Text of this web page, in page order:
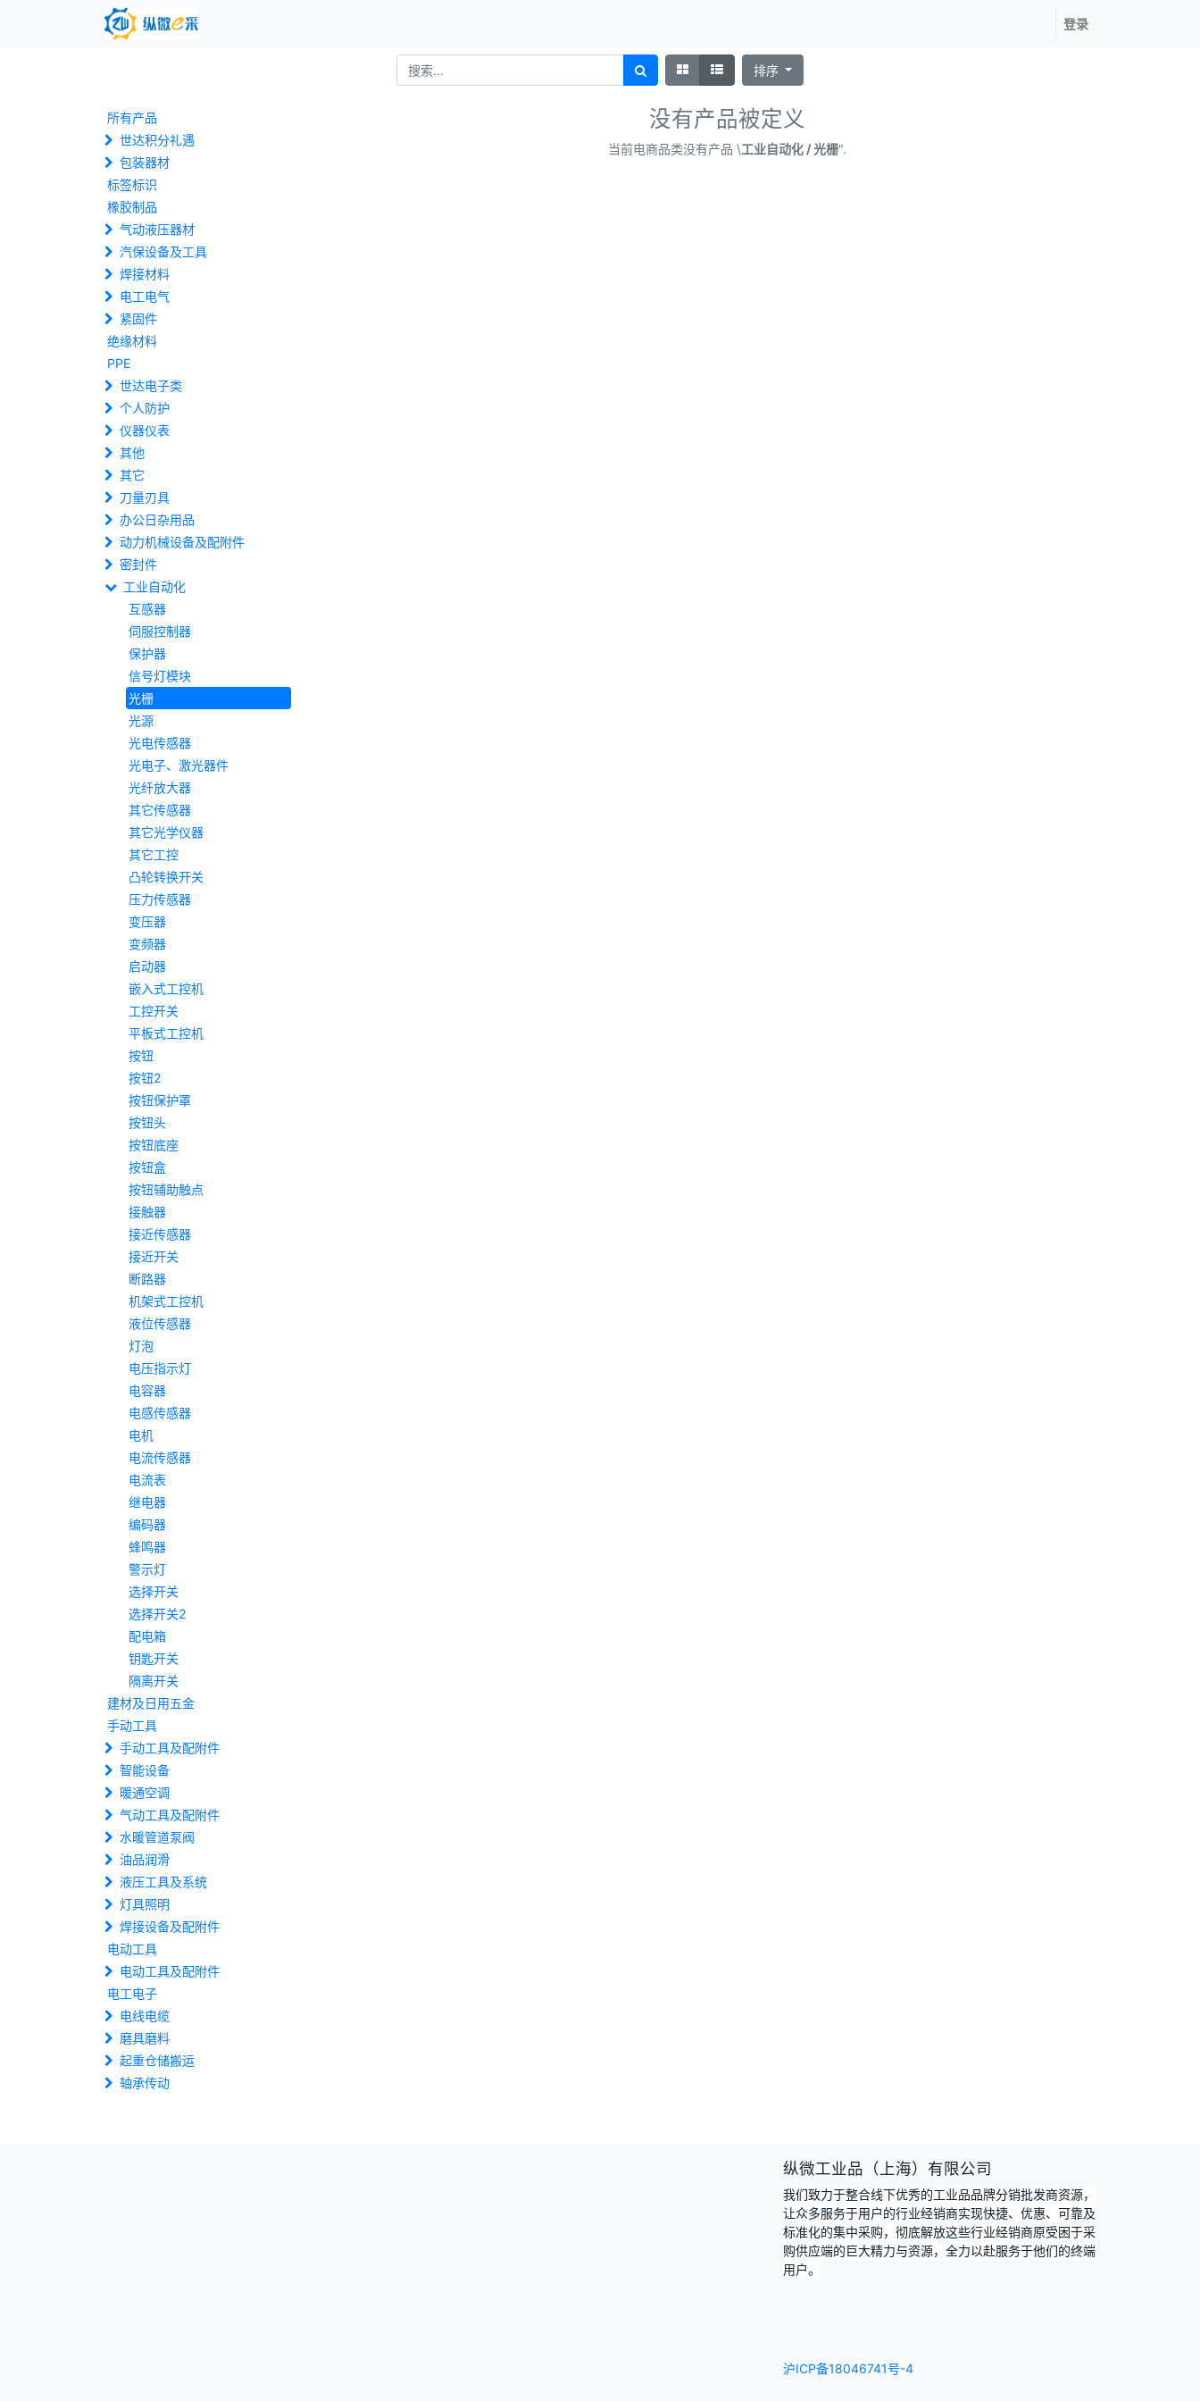
登录
排序
所有产品
世达积分礼遇
包装器材
标签标识
橡胶制品
气动液压器材
汽保设备及工具
焊接材料
电工电气
紧固件
绝缘材料
PPE
世达电子类
个人防护
仪器仪表
其他
其它
刀量刃具
办公日杂用品
动力机械设备及配附件
密封件
工业自动化
互感器
伺服控制器
保护器
信号灯模块
光栅
光源
光电传感器
光电子、激光器件
光纤放大器
其它传感器
其它光学仪器
其它工控
凸轮转换开关
压力传感器
变压器
变频器
启动器
嵌入式工控机
工控开关
平板式工控机
按钮
按钮2
按钮保护罩
按钮头
按钮底座
按钮盒
按钮辅助触点
接触器
接近传感器
接近开关
断路器
机架式工控机
液位传感器
灯泡
电压指示灯
电容器
电感传感器
电机
电流传感器
电流表
继电器
编码器
蜂鸣器
警示灯
选择开关
选择开关2
配电箱
钥匙开关
隔离开关
建材及日用五金
手动工具
手动工具及配附件
智能设备
暖通空调
气动工具及配附件
水暖管道泵阀
油品润滑
液压工具及系统
灯具照明
焊接设备及配附件
电动工具
电动工具及配附件
电工电子
电线电缆
磨具磨料
起重仓储搬运
轴承传动
没有产品被定义
当前电商品类没有产品 \工业自动化 / 光栅".
纵微工业品（上海）有限公司
我们致力于整合线下优秀的工业品品牌分销批发商资源，
让众多服务于用户的行业经销商实现快捷、优惠、可靠及
标准化的集中采购，彻底解放这些行业经销商原受困于采
购供应端的巨大精力与资源，全力以赴服务于他们的终端
用户。
沪ICP备18046741号-4